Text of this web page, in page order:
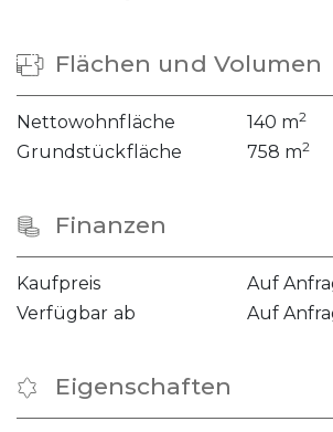
Flächen und Volumen
Nettowohnfläche 140 m2
Grundstückfläche 758 m2
Finanzen
Kaufpreis
Auf
Verfügbar ab
Auf
Eigenschaften